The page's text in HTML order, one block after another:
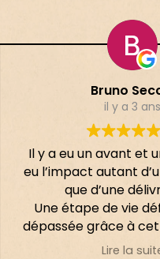
Bruno
il y a 3 ans
Il y a eu un avant et
eu l’impact autant
que d’une
Une étape de vie
dépassée grâce à
l’ai fortementLire la